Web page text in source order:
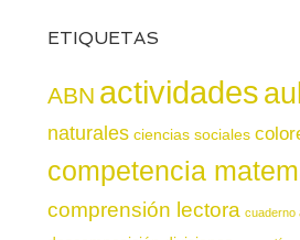
ETIQUETAS
ABN actividades
naturales ciencias sociales
competencia
comprensión lectora cuaderno